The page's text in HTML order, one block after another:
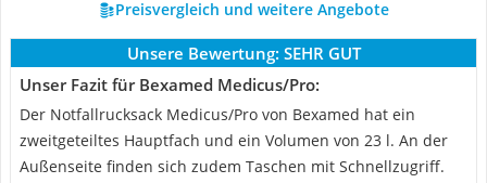
Preisvergleich und weitere Angebote
Unsere Bewertung: SEHR GUT
Unser Fazit für Bexamed Medicus/Pro:
Der Notfallrucksack Medicus/Pro von Bexamed hat ein
zweitgeteiltes Hauptfach und ein Volumen von 23 l. An der
Außenseite finden sich zudem Taschen mit Schnellzugriff.